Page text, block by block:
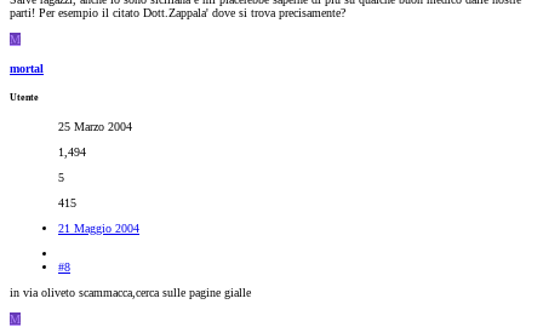
parti! Per esempio il citato Dott.Zappala' dove si trova precisamente?
M
mortal
Utente
25 Marzo 2004
1,494
5
415
21 Maggio 2004
#8
in via oliveto scammacca,cerca sulle pagine gialle
M